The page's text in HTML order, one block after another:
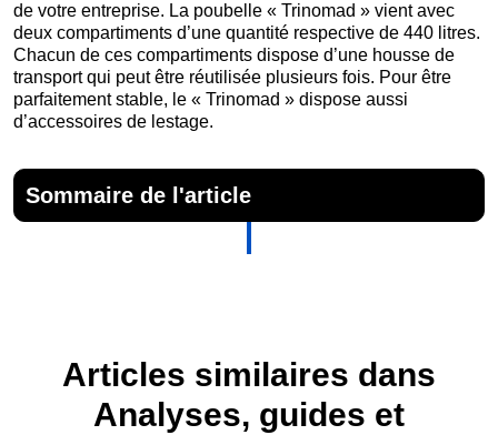
de votre entreprise. La poubelle « Trinomad » vient avec
deux compartiments d’une quantité respective de 440 litres.
Chacun de ces compartiments dispose d’une housse de
transport qui peut être réutilisée plusieurs fois. Pour être
parfaitement stable, le « Trinomad » dispose aussi
d’accessoires de lestage.
Sommaire de l'article
Articles similaires dans
Analyses, guides et